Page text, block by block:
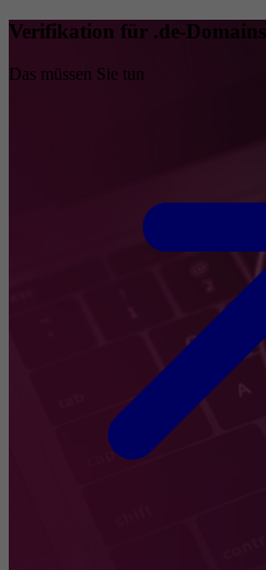
Verifikation für .de-Domains
Das müssen Sie tun